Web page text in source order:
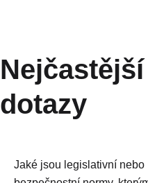
Nejčastější
dotazy
Jaké jsou legislativní nebo